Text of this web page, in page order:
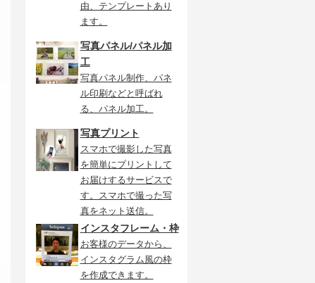
由、テンプレートあり
ます。
写真パネル/パネル加
工
写真パネル制作、パネ
ル印刷などと呼ばれ
る、パネル加工。
写真プリント
スマホで撮影した写真
を簡単にプリントして
お届けするサービスで
す。スマホで撮った写
真をネット送信。
インスタフレーム・枠
お客様のデータから、
インスタグラム風の枠
を作成できます。